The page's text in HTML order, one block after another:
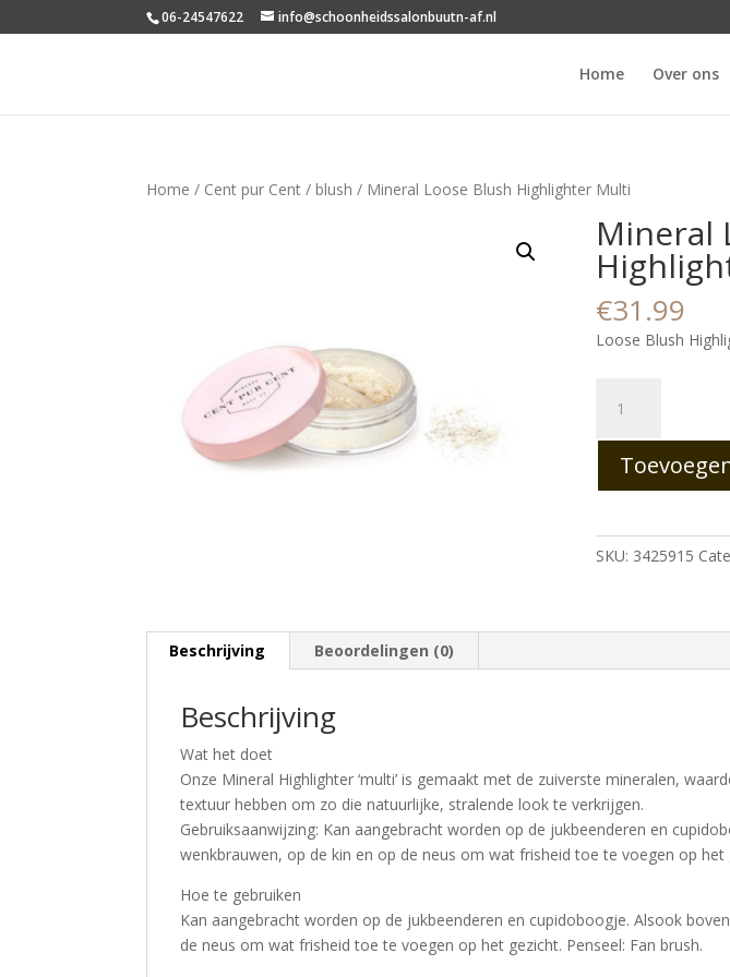
06-24547622 info@schoonheidssalonbuutn-af.nl
Home Over ons
Home / Cent pur Cent /blush / Mineral Loose Blush Highlighter Multi
Mineral
€31.99
Loose Blush
Loose
Blush
Highlighter
Multi
SKU: 3425915
Beschrijving Beoordelingen (0)
Beschrijving
Wat het doet
Onze Mineral Highlighter ‘multi’ is gemaakt met de zuiverste mineralen,
textuur hebben om zo die natuurlijke, stralende look te verkrijgen.
Gebruiksaanwijzing: Kan aangebracht worden op de jukbeenderen en
wenkbrauwen, op de kin en op de neus om wat frisheid toe te voegen op het
Hoe te gebruiken
Kan aangebracht worden op de jukbeenderen en cupidoboogje. Alsook
de neus om wat frisheid toe te voegen op het gezicht. Penseel: Fan brush.